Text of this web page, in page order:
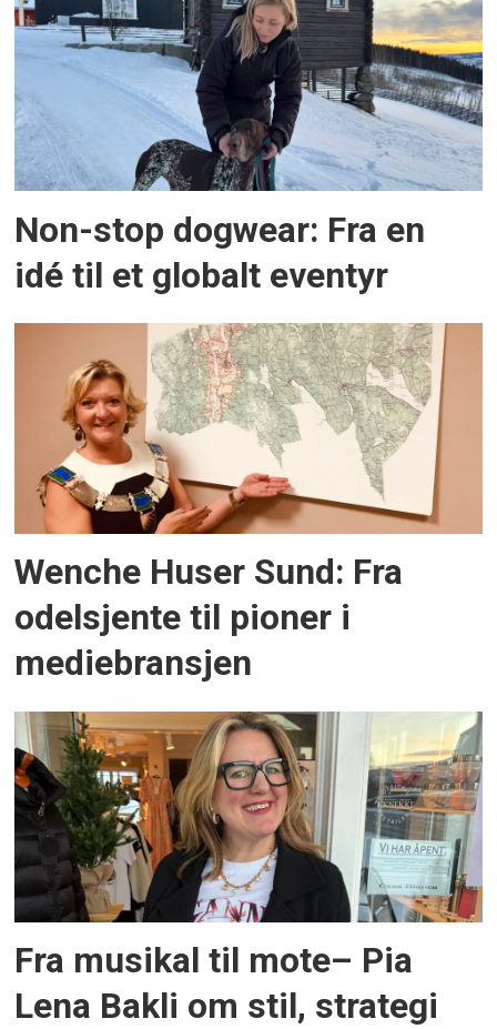
Non-stop dogwear: Fra en
idé til et globalt eventyr
Wenche Huser Sund: Fra
odelsjente til pioner i
mediebransjen
Fra musikal til mote– Pia
Lena Bakli om stil, strategi